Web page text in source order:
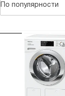
По популярности